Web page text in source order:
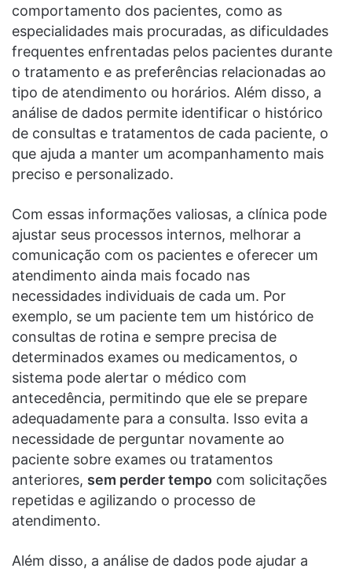
comportamento dos pacientes, como as
especialidades mais procuradas, as dificuldades
frequentes enfrentadas pelos pacientes durante
o tratamento e as preferências relacionadas ao
tipo de atendimento ou horários. Além disso, a
análise de dados permite identificar o histórico
de consultas e tratamentos de cada paciente, o
que ajuda a manter um acompanhamento mais
preciso e personalizado.
Com essas informações valiosas, a clínica pode
ajustar seus processos internos, melhorar a
comunicação com os pacientes e oferecer um
atendimento ainda mais focado nas
necessidades individuais de cada um. Por
exemplo, se um paciente tem um histórico de
consultas de rotina e sempre precisa de
determinados exames ou medicamentos, o
sistema pode alertar o médico com
antecedência, permitindo que ele se prepare
adequadamente para a consulta. Isso evita a
necessidade de perguntar novamente ao
paciente sobre exames ou tratamentos
anteriores, sem perder tempo com solicitações
repetidas e agilizando o processo de
atendimento.
Além disso, a análise de dados pode ajudar a